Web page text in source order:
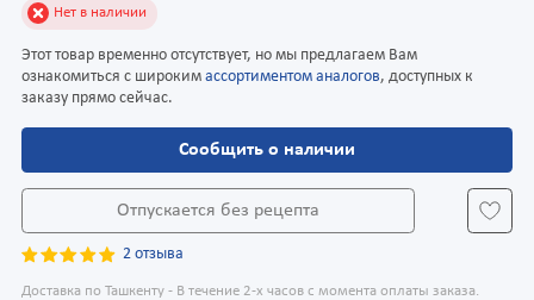
Нет в наличии
Этот товар временно отсутствует, но мы предлагаем Вам
ознакомиться с широким ассортиментом аналогов, доступных к
заказу прямо сейчас.
Сообщить о наличии
Отпускается без рецепта
2 отзыва
Доставка по Ташкенту - В течение 2-х часов с момента оплаты заказа.